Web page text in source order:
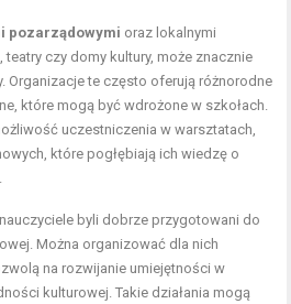
pozarządowymi oraz lokalnymi
teatry czy domy kultury, może znacznie
Organizacje te często oferują różnorodne
które mogą być wdrożone w szkołach.
uczestniczenia w warsztatach,
które pogłębiają ich wiedzę o
byli dobrze przygotowani do
Można organizować dla nich
na rozwijanie umiejętności w
kulturowej. Takie działania mogą